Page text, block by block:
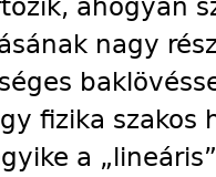
nagy
fizika szakos
a